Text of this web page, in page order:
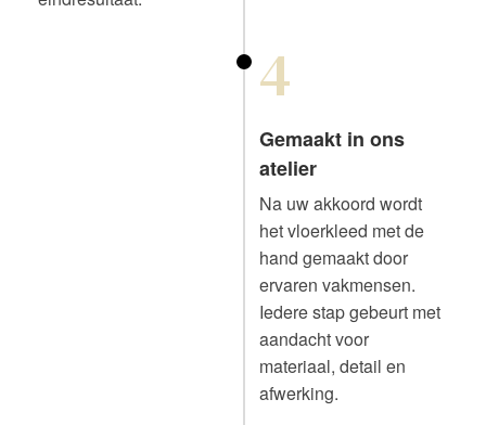
4
Gemaakt in ons
atelier
Na uw akkoord wordt
het vloerkleed met de
hand gemaakt door
ervaren vakmensen.
Iedere stap gebeurt met
aandacht voor
materiaal, detail en
afwerking.